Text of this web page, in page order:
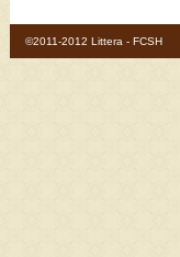
©2011-2012 Littera - FCSH